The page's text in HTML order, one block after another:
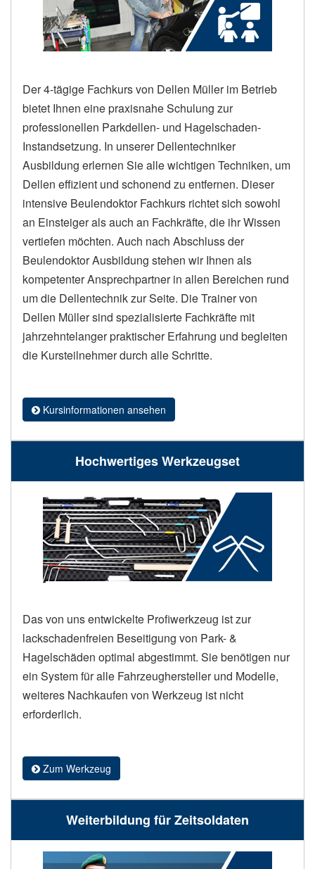
Der 4-tägige Fachkurs von Dellen Müller im Betrieb
bietet Ihnen eine praxisnahe Schulung zur
professionellen Parkdellen- und Hagelschaden-
Instandsetzung. In unserer Dellentechniker
Ausbildung erlernen Sie alle wichtigen Techniken, um
Dellen effizient und schonend zu entfernen. Dieser
intensive Beulendoktor Fachkurs richtet sich sowohl
an Einsteiger als auch an Fachkräfte, die ihr Wissen
vertiefen möchten. Auch nach Abschluss der
Beulendoktor Ausbildung stehen wir Ihnen als
kompetenter Ansprechpartner in allen Bereichen rund
um die Dellentechnik zur Seite. Die Trainer von
Dellen Müller sind spezialisierte Fachkräfte mit
jahrzehntelanger praktischer Erfahrung und begleiten
die Kursteilnehmer durch alle Schritte.
Kursinformationen ansehen
Hochwertiges Werkzeugset
Das von uns entwickelte Profiwerkzeug ist zur
lackschadenfreien Beseitigung von Park- &
Hagelschäden optimal abgestimmt. Sie benötigen nur
ein System für alle Fahrzeughersteller und Modelle,
weiteres Nachkaufen von Werkzeug ist nicht
erforderlich.
Zum Werkzeug
Weiterbildung für Zeitsoldaten